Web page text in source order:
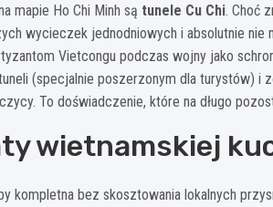
mapie Ho Chi Minh są tunele Cu Chi. Choć
wycieczek jednodniowych i absolutnie nie
Vietcongu podczas wojny jako
(specjalnie poszerzonym dla turystów) i
To doświadczenie, które na długo
wietnamskiej
kompletna bez skosztowania lokalnych